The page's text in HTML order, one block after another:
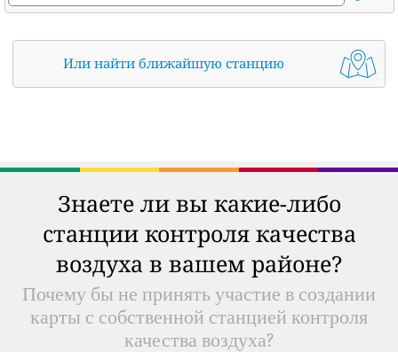
Или найти ближайшую станцию
Знаете ли вы какие-либо
станции контроля качества
воздуха в вашем районе?
Почему бы не принять участие в создании
карты с собственной станцией контроля
качества воздуха?